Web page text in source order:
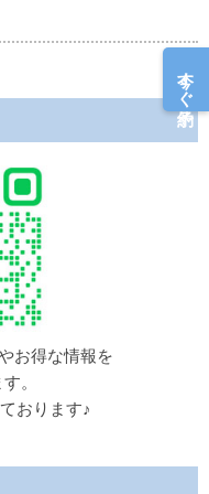
お得な情報を
。
おります♪
今すぐ予約